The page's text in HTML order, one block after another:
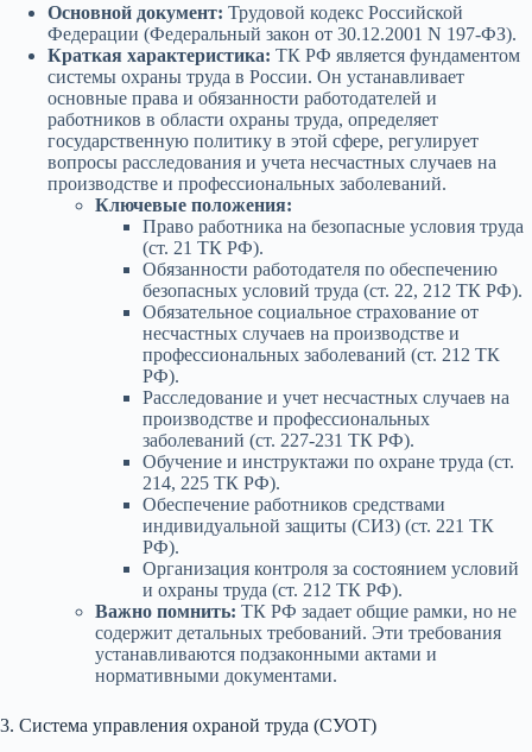
Основной документ: Трудовой кодекс Российской
Федерации (Федеральный закон от 30.12.2001 N 197-ФЗ).
Краткая характеристика: ТК РФ является фундаментом
системы охраны труда в России. Он устанавливает
основные права и обязанности работодателей и
работников в области охраны труда, определяет
государственную политику в этой сфере, регулирует
вопросы расследования и учета несчастных случаев на
производстве и профессиональных заболеваний.
Ключевые положения:
Право работника на безопасные условия труда
(ст. 21 ТК РФ).
Обязанности работодателя по обеспечению
безопасных условий труда (ст. 22, 212 ТК РФ).
Обязательное социальное страхование от
несчастных случаев на производстве и
профессиональных заболеваний (ст. 212 ТК
РФ).
Расследование и учет несчастных случаев на
производстве и профессиональных
заболеваний (ст. 227-231 ТК РФ).
Обучение и инструктажи по охране труда (ст.
214, 225 ТК РФ).
Обеспечение работников средствами
индивидуальной защиты (СИЗ) (ст. 221 ТК
РФ).
Организация контроля за состоянием условий
и охраны труда (ст. 212 ТК РФ).
Важно помнить: ТК РФ задает общие рамки, но не
содержит детальных требований. Эти требования
устанавливаются подзаконными актами и
нормативными документами.
3. Система управления охраной труда (СУОТ)